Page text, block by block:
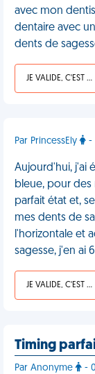
avec mon
dentaire avec
dents de
JE VALIDE, C'EST UNE VDM
Par PrincessEly -
Aujourd'hui, j'ai
bleue, pour
parfait état et,
mes dents de
l'horizontale et
sagesse, j'en ai
JE VALIDE, C'EST UNE VDM
Timing
Par Anonyme -